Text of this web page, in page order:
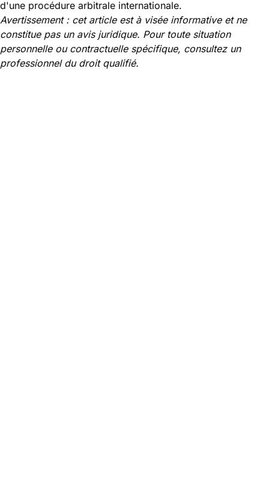
d'une procédure arbitrale internationale.
Avertissement : cet article est à visée informative et ne
constitue pas un avis juridique. Pour toute situation
personnelle ou contractuelle spécifique, consultez un
professionnel du droit qualifié.